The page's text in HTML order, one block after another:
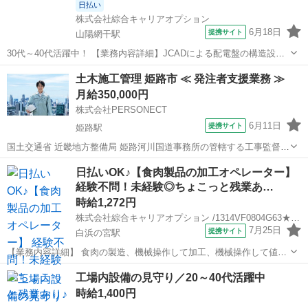
日払い
株式会社綜合キャリアオプション
山陽網干駅
提携サイト 6月18日
30代～40代活躍中！ 【業務内容詳細】JCADによる配電盤の構造設計
業務、 閉鎖盤機種の構造設計対応していただきます。 【取扱製品情
報】 【職種名】 配電盤の構造設計JCAD 【勤務時間】 08:00～16:4...
姫路市 山陽網干駅 CAD
土木施工管理 姫路市 ≪ 発注者支援業務 ≫
月給350,000円
株式会社PERSONECT
姫路駅
提携サイト 6月11日
国土交通省 近畿地方整備局 姫路河川国道事務所の管轄する工事監督支
援業務 ○発注者支援業務(工事監督支援業務) ・国や地方自治体など(以
下「発注者」)が発注する土木工事において、工事の監督補助を行うも
ので、発注者を支援し...
兵庫 姫路市 姫路駅 生産管理
日払いOK♪【食肉製品の加工オペレーター】
経験不問！未経験◎ちょこっと残業あ…
時給1,272円
白浜の宮駅
提携サイト 7月25日
【業務内容詳細】 食肉の製造、機械操作して加工、機械操作して値付
け原材料の投入など。 またそれらに付随する業務とデータを数値記録
【取扱製品情報】 食肉 休憩時間にゆっくりできるスペース完備！ 持
ち物が多いあ...
兵庫 姫路市 白浜の宮駅 建築
工場内設備の見守り／20～40代活躍中
時給1,400円